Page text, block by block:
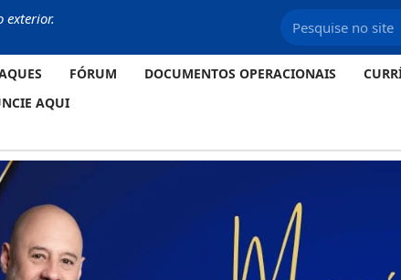
exterior.
FÓRUM DOCUMENTOS OPERACIONAIS
AQUI